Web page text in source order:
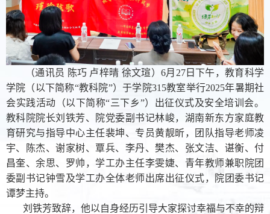
（通讯员 陈巧 卢梓晴 徐文瑄）6月27日下午，教育科学
学院（以下简称“教科院”）于学院315教室举行2025年暑期社
会实践活动（以下简称“三下乡”）出征仪式及安全培训会。
教科院院长刘铁芳、院党委副书记林峻，湖南新东方家庭教
育研究与指导中心主任裴坤、专员黄靓昕，团队指导老师凌
宇、陈杰、谢家树、覃兵、李丹、樊杰、张文洁、谌衡、付
昌奎、余思、罗帅，学工办主任李雯婕、青年教师兼职院团
委副书记钟雪及学工办全体老师出席出征仪式，院团委书记
谭梦主持。
刘铁芳致辞，他以自身经历引导大家探讨幸福与不幸的辩